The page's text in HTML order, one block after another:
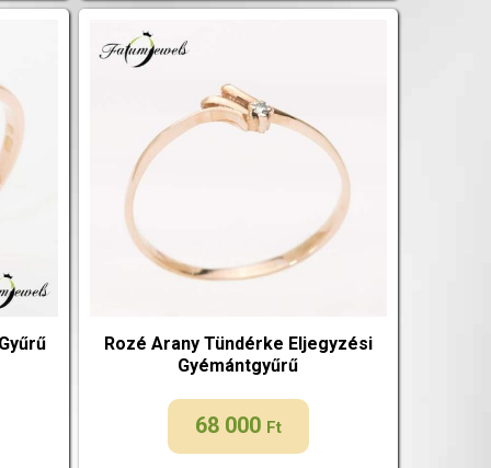
Rozé Arany Tündérke Eljegyzési
Gyémántgyűrű
68 000 Ft